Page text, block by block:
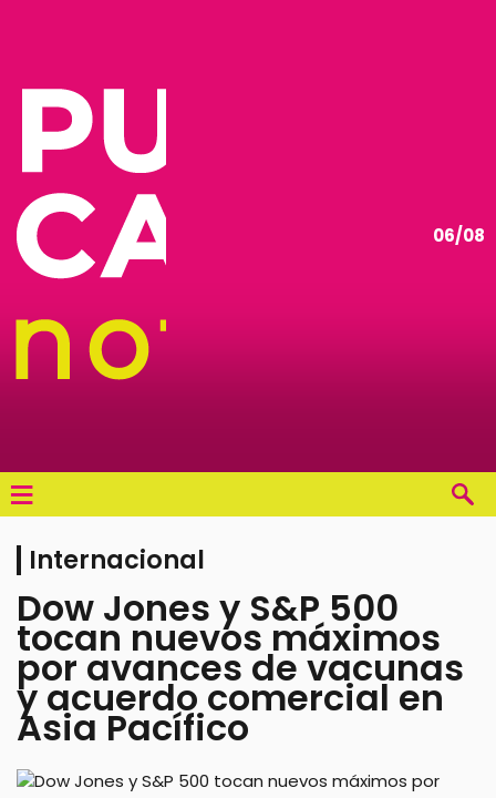
06/08
≡
Internacional
Dow Jones y S&P 500
tocan nuevos máximos
por avances de vacunas
y acuerdo comercial en
Asia Pacífico